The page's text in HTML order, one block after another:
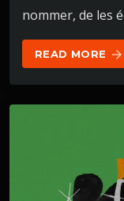
nommer, de les
READ MORE arrow_forward